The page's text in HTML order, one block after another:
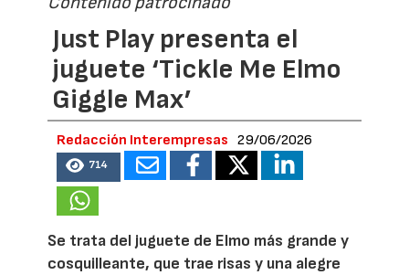
Just Play presenta el
juguete ‘Tickle Me Elmo
Giggle Max’
Redacción Interempresas 29/06/2026
714
Se trata del juguete de Elmo más grande y
cosquilleante, que trae risas y una alegre